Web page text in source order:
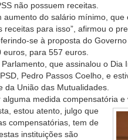
não possuem receitas.
aumento do salário mínimo,
receitas para isso”, afirmou o
se à proposta do
euros, para 557 euros.
que assinalou o
Pedro Passos Coelho, e
da União das Mutualidades.
alguma medida compensatória
estou atento, julgo que
compensatórias, tem de
instituições são